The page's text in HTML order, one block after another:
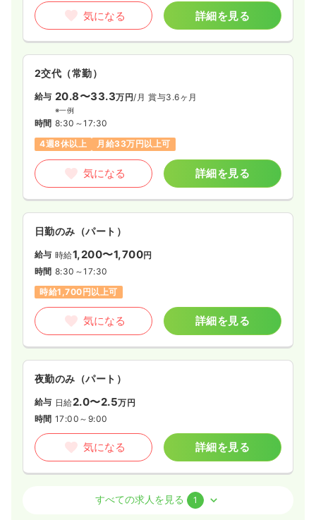
気になる 詳細を見る
2交代（常勤）
給与 20.8〜33.3万円/月 賞与3.6ヶ月
※一例
時間 8:30～17:30
4週8休以上
月給33万円以上可
気になる 詳細を見る
日勤のみ（パート）
給与 時給1,200〜1,700円
時間 8:30～17:30
時給1,700円以上可
気になる 詳細を見る
夜勤のみ（パート）
給与 日給2.0〜2.5万円
時間 17:00～9:00
気になる 詳細を見る
正・准看護師
すべての求人を見る 1